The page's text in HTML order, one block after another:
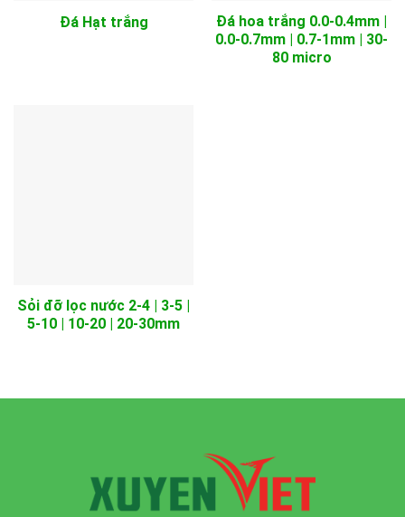
Đá Hạt trắng
Đá hoa trắng 0.0-0.4mm |
0.0-0.7mm | 0.7-1mm | 30-
80 micro
Sỏi đỡ lọc nước 2-4 | 3-5 |
5-10 | 10-20 | 20-30mm